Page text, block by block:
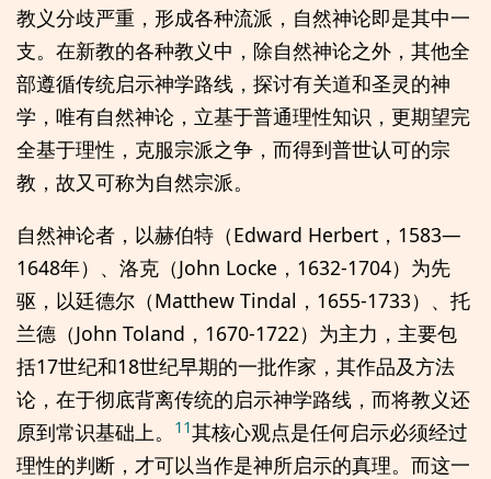
教义分歧严重，形成各种流派，自然神论即是其中一
支。在新教的各种教义中，除自然神论之外，其他全
部遵循传统启示神学路线，探讨有关道和圣灵的神
学，唯有自然神论，立基于普通理性知识，更期望完
全基于理性，克服宗派之争，而得到普世认可的宗
教，故又可称为自然宗派。
自然神论者，以赫伯特（Edward Herbert，1583—
1648年）、洛克（John Locke，1632-1704）为先
驱，以廷德尔（Matthew Tindal，1655-1733）、托
兰德（John Toland，1670-1722）为主力，主要包
括17世纪和18世纪早期的一批作家，其作品及方法
论，在于彻底背离传统的启示神学路线，而将教义还
原到常识基础上。
11其核心观点是任何启示必须经过
理性的判断，才可以当作是神所启示的真理。而这一